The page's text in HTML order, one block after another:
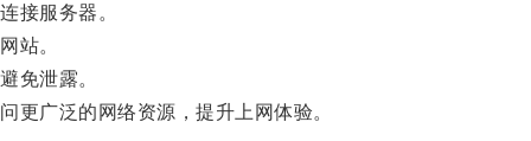
服务器。
站。
免泄露。
广泛的网络资源，提升上网体验。